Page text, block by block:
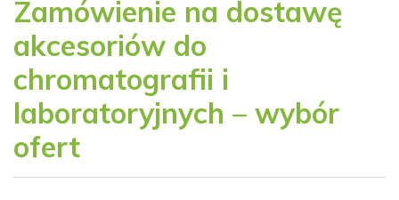
Zamówienie na dostawę
akcesoriów do
chromatografii i
laboratoryjnych – wybór
ofert